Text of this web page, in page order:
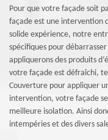
Pour que votre façade soit
façade est une intervention
solide expérience, notre
spécifiques pour
appliquerons des produits
votre façade est défraîchi,
Couverture pour appliquer
intervention, votre façade
meilleure isolation. Ainsi
intempéries et des divers